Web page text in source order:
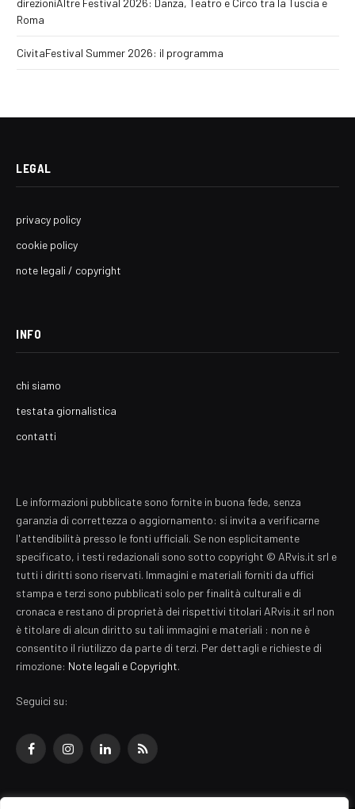
direzioniAltre Festival 2026: Danza, Teatro e Circo tra la Tuscia e
Roma
CivitaFestival Summer 2026: il programma
LEGAL
privacy policy
cookie policy
note legali / copyright
INFO
chi siamo
testata giornalistica
contatti
Le informazioni pubblicate sono fornite in buona fede, senza
garanzia di correttezza o aggiornamento: si invita a verificarne
l'attendibilità presso le fonti ufficiali. Se non esplicitamente
specificato, i testi redazionali sono sotto copyright © ARvis.it srl e
tutti i diritti sono riservati. Immagini e materiali forniti da uffici
stampa e terzi sono pubblicati solo per finalità culturali e di
cronaca e restano di proprietà dei rispettivi titolari ARvis.it srl non
è titolare di alcun diritto su tali immagini e materiali : non ne è
consentito il riutilizzo da parte di terzi. Per dettagli e richieste di
rimozione: Note legali e Copyright.
Seguici su:
FacebookInstagramLinkedInRSS